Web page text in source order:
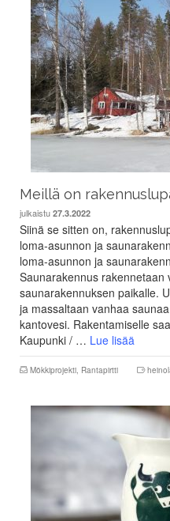
Meillä on
julkaistu 27.3.2022
Siinä se sitten on,
loma-asunnon ja
loma-asunnon ja
Saunarakennus rakennetaan
saunarakennuksen paikalle.
ja massaltaan vanhaa
kantovesi. Rakentamiselle
Kaupunki / … Lue lisää
Mökkiprojekti, Rantapirtti